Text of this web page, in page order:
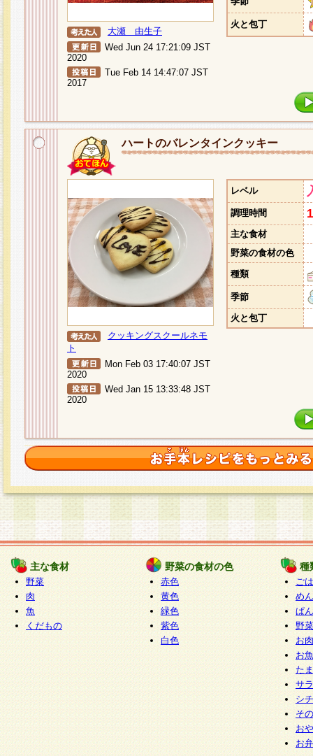
大瀬 由生子
Wed Jun 24 17:21:09 JST
2020
Tue Feb 14 14:47:07 JST
2017
火と包丁
ハートのバレンタインクッキー
クッキングスクールネモ
ト
Mon Feb 03 17:40:07 JST
2020
Wed Jan 15 13:33:48 JST
2020
レベル
調理時間
主な食材
野菜の食材の色
種類
季節
火と包丁
主な食材
野菜
肉
魚
くだもの
野菜の食材の色
赤色
黄色
緑色
紫色
白色
種
ご
めん
ぱん
野
お
お
た
サ
シ
そ
お
お